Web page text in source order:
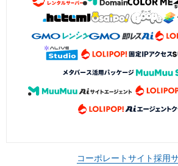
コーポレートサイト採用